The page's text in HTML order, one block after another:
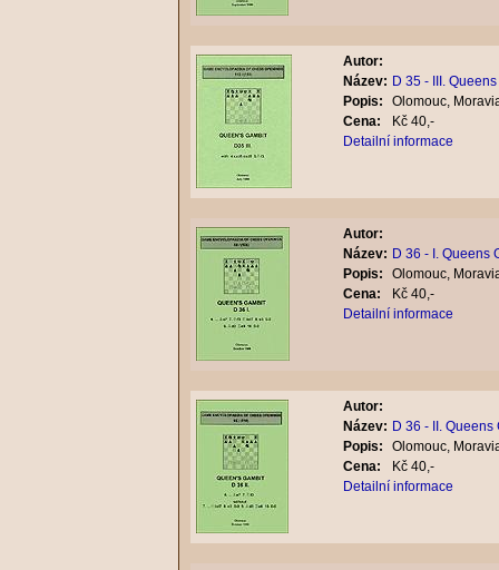
Autor:
Název: D 35 - III.
Popis:
Olomouc,
Cena:
Kč 40,-
Detailní informace
Autor:
Název: D 36 - I. Queens
Popis:
Olomouc,
Cena:
Kč 40,-
Detailní informace
Autor:
Název: D 36 - II. Queens
Popis:
Olomouc,
Cena:
Kč 40,-
Detailní informace